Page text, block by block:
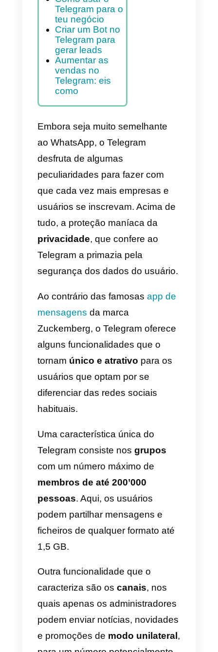
máximo esta plataforma
para o teu negócio.
Índice
Como usar o
teu negócio
Criar um Bot no
Telegram para
gerar leads
Aumentar as
vendas no
Telegram: eis
como
Embora seja muito semelhante
desfruta de algumas
peculiaridades para fazer com
que cada vez mais empresas e
usuários se inscrevam. Acima de
tudo, a proteção maníaca da
privacidade, que confere ao
segurança dos dados do
Ao contrário das famosas
Zuckemberg, o Telegram oferece
alguns funcionalidades que o
tornam
usuários que optam por se
diferenciar das redes sociais
habituais.
Uma característica única do